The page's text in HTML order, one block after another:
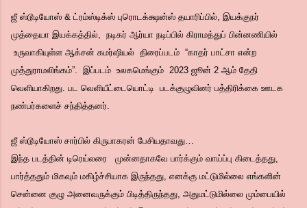
ஜீ ஸ்டூடியோஸ் & ட்ரம்ஸ்டிக்ஸ் புரொடக்க்ஷன்ஸ் தயாரிப்பில், இயக்குநர்
முத்தையா இயக்கத்தில், நடிகர் ஆர்யா நடிப்பில் கிராமத்துப் பின்னணியில்
உருவாகியுள்ள ஆக்சன் கமர்ஷியல் திரைப்படம் “காதர் பாட்சா என்ற
முத்துராமலிங்கம்”. இப்படம் உலகமெங்கும் 2023 ஜூன் 2 ஆம் தேதி
வெளியாகிறது. பட வெளியீட்டையொட்டி படக்குழுவினர் பத்திரிக்கை ஊடக
நண்பர்களைச் சந்தித்தனர்.
ஜீ ஸ்டூடியோஸ் சார்பில் கிருபாகரன் பேசியதாவது…
இந்த படத்தின் டிரெய்லரை முன்னதாகவே பார்க்கும் வாய்ப்பு கிடைத்தது,
பார்த்ததும் மிகவும் மகிழ்ச்சியாக இருந்தது, எனக்கு மட்டுமில்லை எங்களின்
சென்னை குழு அனைவருக்கும் பிடித்திருந்தது, அதுமட்டுமில்லை மும்பையில்